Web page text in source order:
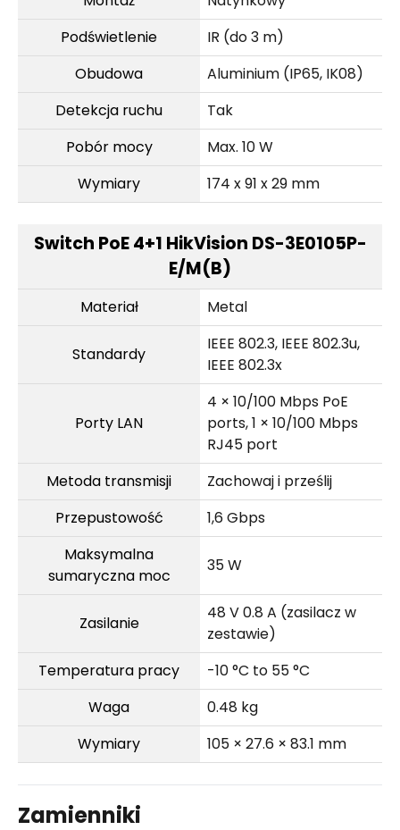
Podświetlenie
IR (do 3 m)
Obudowa
Aluminium (IP65, IK08)
Detekcja ruchu
Tak
Pobór mocy
Max. 10 W
Wymiary
174 x 91 x 29 mm
Switch PoE 4+1 HikVision DS-3E0105P-
E/M(B)
Materiał Metal
Standardy
IEEE 802.3, IEEE 802.3u,
IEEE 802.3x
Porty LAN
4 × 10/100 Mbps PoE
ports, 1 × 10/100 Mbps
RJ45 port
Metoda transmisji
Zachowaj i prześlij
Przepustowość
1,6 Gbps
Maksymalna
sumaryczna moc
35 W
Zasilanie
48 V 0.8 A (zasilacz w
zestawie)
Temperatura pracy
-10 °C to 55 °C
Waga
0.48 kg
Wymiary
105 × 27.6 × 83.1 mm
Zamienniki